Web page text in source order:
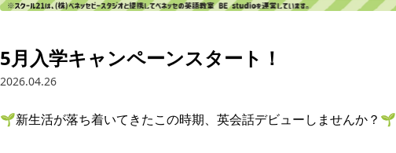
5月入学キャンペーンスタート！
2026.04.26
🌱新生活が落ち着いてきたこの時期、英会話デビューしませんか？🌱